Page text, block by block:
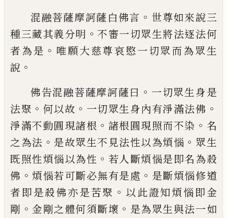
混融菩薩摩訶薩白佛言 。 世尊如來說三
種三藏其義分明 。不審一切眾生將法逐法何
者為是 。 唯願大慈尊哀愍一切眾而為眾生
說 。
佛告混融菩薩摩訶薩曰 。 一切眾生身是
法聚 。 何以故 。 一切眾生身內有淨滿法佛 。
淨滿不動圓現諸根 。 諸根圓現照而不染 。 名
之為法 。 是故眾生不見法性以為煩惱 。 眾生
既照性煩惱以為性 。 若人斷煩惱是即名為殺
佛 。 煩惱若可斷必無有是處 。 是斷煩惱修道
者 即是殺佛亦是苦聚 。 以此證知煩惱即金
剛 。 金剛之體何須斷壞 。 是為眾生與法一如